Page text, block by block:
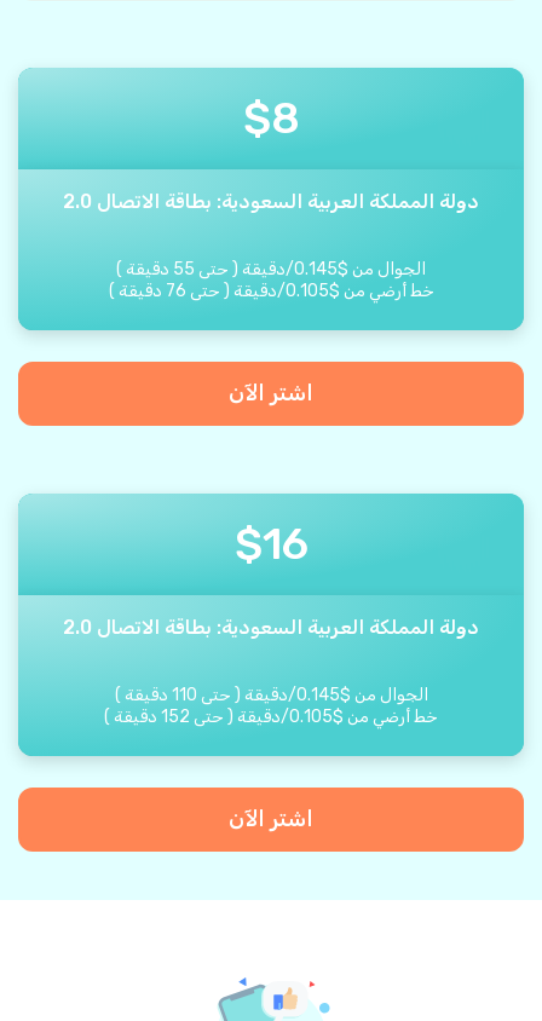
$8
دولة المملكة العربية السعودية: بطاقة الاتصال 2.0
الجوال من $
0.145
/دقيقة ( حتى 55 دقيقة )
خط أرضي من $
0.105
/دقيقة ( حتى 76 دقيقة )
اشتر الآن
$16
دولة المملكة العربية السعودية: بطاقة الاتصال 2.0
الجوال من $
0.145
/دقيقة ( حتى 110 دقيقة )
خط أرضي من $
0.105
/دقيقة ( حتى 152 دقيقة )
اشتر الآن